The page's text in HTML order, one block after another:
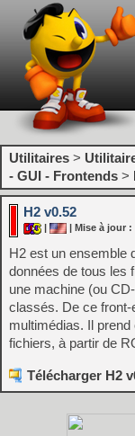
Utilitaires >
- GUI - Frontends >
H2 v0.52
| | Mise à jour :
H2 est un ensemble
données de tous les
une machine (ou
classés. De ce
multimédias. Il
fichiers, à partir de
Télécharger H2